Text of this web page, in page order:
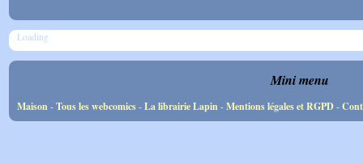
Loading
Mini menu
Maison-Tous les webcomics-La librairie Lapin-Mentions légales et RGPD-